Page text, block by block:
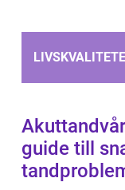
guide till